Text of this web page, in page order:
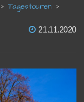
Tagestouren
21.11.2020